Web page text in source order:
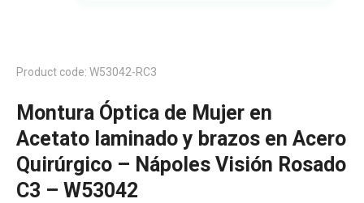
Product code: W53042-RC3
Montura Óptica de Mujer en
Acetato laminado y brazos en Acero
Quirúrgico – Nápoles Visión Rosado
C3 – W53042